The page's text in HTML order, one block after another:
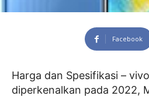
Facebook
Harga dan Spesifikasi –
diperkenalkan pada 2022,